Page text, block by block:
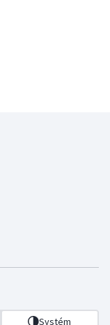
Systém